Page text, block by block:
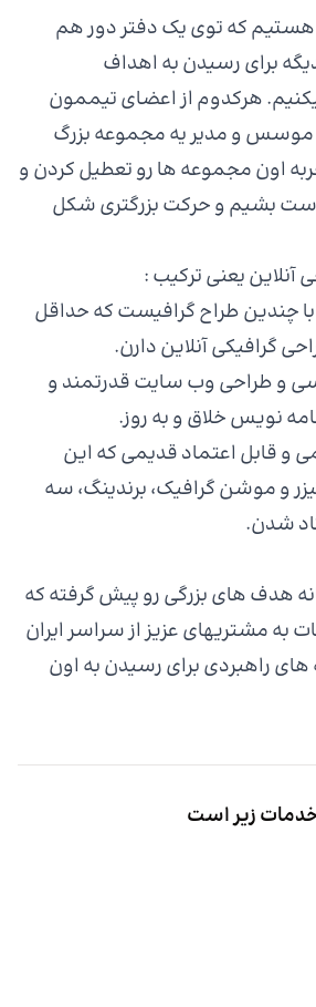
که توی یک دفتر دور هم
برای رسیدن به اهداف
هرکدوم از اعضای تیممون
و مدیر یه مجموعه بزرگ
اون مجموعه ها رو تعطیل کردن و
بشیم و حرکت بزرگتری شکل
آنلاین یعنی ترکیب :
چندین طراح گرافیست که حداقل
و طراحی وب سایت قدرتمند و
نویس خلاق و به روز.
قابل اعتماد قدیمی که این
و موشن گرافیک، برندینگ، سه
شدن.
هدف های بزرگی رو پیش گرفته که
به مشتریهای عزیز از سراسر ایران
های راهبردی برای رسیدن به اون
زیر است